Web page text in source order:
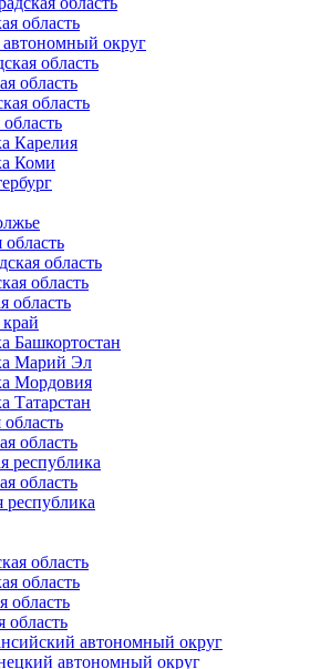
область
округ
область
область
область
Карелия
Коми
область
область
область
Башкортостан
Марий Эл
Мордовия
Татарстан
область
республика
область
республика
область
область
область
область
автономный округ
автономный округ